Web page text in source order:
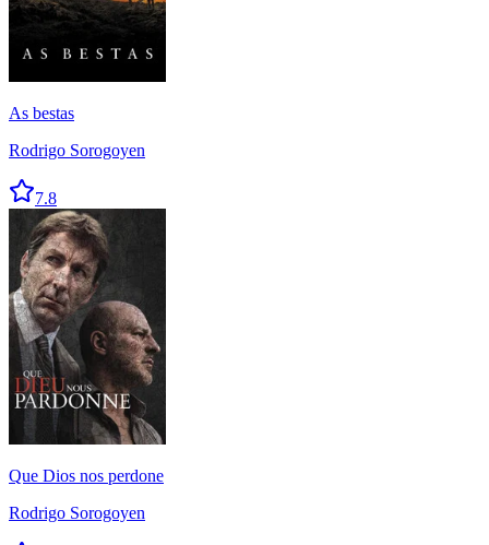
As bestas
Rodrigo Sorogoyen
7.8
Que Dios nos perdone
Rodrigo Sorogoyen